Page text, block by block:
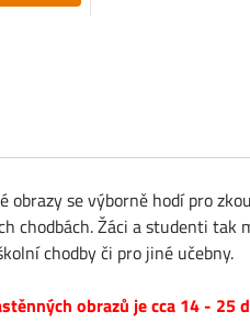
se výborně hodí pro
chodbách. Žáci a studenti
chodby či pro jiné učebny.
obrazů je cca 14 -